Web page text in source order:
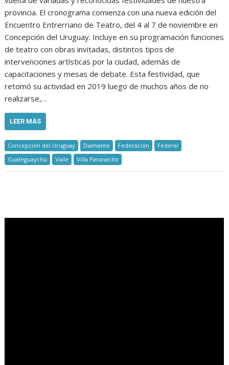
provincia. El cronograma comienza con una nueva edición del
Encuentro Entrerriano de Teatro, del 4 al 7 de noviembre en
Concepción del Uruguay. Incluye en su programación funciones
de teatro con obras invitadas, distintos tipos de
intervenciones artísticas por la ciudad, además de
capacitaciones y mesas de debate. Esta festividad, que
retomó su actividad en 2019 luego de muchos años de no
realizarse,…
LEER MÁS
Concepción del Uruguay Diamante Federación
Federal
Gualeguaychú
Viale Villa Paranacito